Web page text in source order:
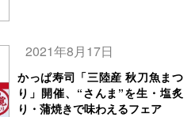
2021年8月17日
かっぱ寿司「三陸産 秋刀魚まつ
り」開催、“さんま”を生・塩炙
り・蒲焼きで味わえるフェア